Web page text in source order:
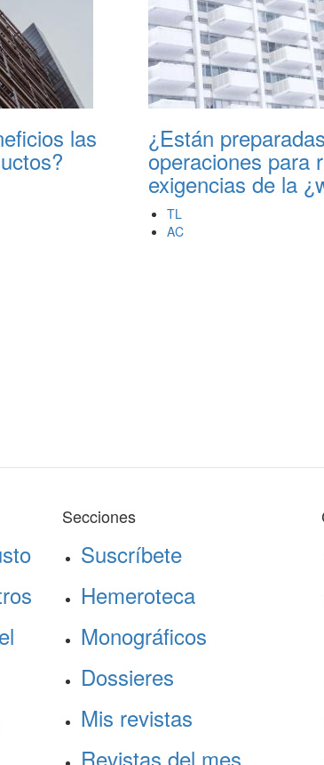
las ¿Están
operaciones para
exigencias de la
TL
AC
Secciones
Suscríbete
Hemeroteca
Monográficos
Dossieres
Mis revistas
Revistas del mes